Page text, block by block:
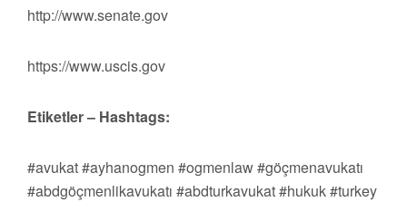
http://www.senate.gov
https://www.uscis.gov
Etiketler – Hashtags:
#avukat #ayhanogmen #ogmenlaw #göçmenavukatı
#abdgöçmenlikavukatı #abdturkavukat #hukuk #turkey